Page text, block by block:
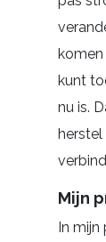
kunt
nu is.
Mijn
In mijn